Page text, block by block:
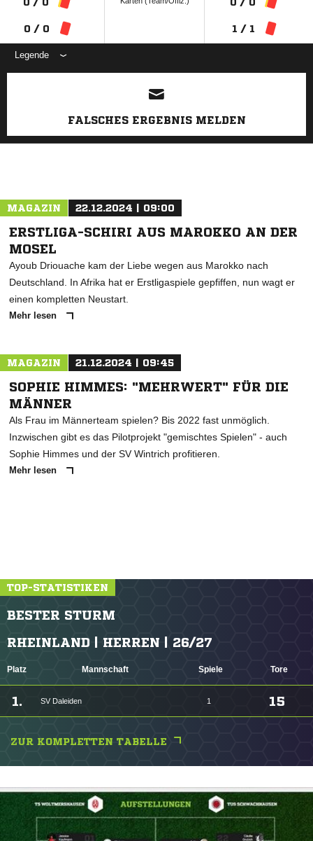
0 / 0 1 / 1
Legende
ANZEIGE
FALSCHES ERGEBNIS MELDEN
MAGAZIN 22.12.2024 | 09:00
ERSTLIGA-SCHIRI AUS MAROKKO AN DER
MOSEL
Ayoub Driouache kam der Liebe wegen aus Marokko nach
Deutschland. In Afrika hat er Erstligaspiele gepfiffen, nun wagt er
einen kompletten Neustart.
Mehr lesen
MAGAZIN 21.12.2024 | 09:45
SOPHIE HIMMES: "MEHRWERT" FÜR DIE
MÄNNER
Als Frau im Männerteam spielen? Bis 2022 fast unmöglich.
Inzwischen gibt es das Pilotprojekt "gemischtes Spielen" - auch
Sophie Himmes und der SV Wintrich profitieren.
Mehr lesen
TOP-STATISTIKEN
BESTER STURM
RHEINLAND | HERREN | 26/27
Platz Mannschaft Spiele Tore
1. SV Daleiden 1 15
ZUR KOMPLETTEN TABELLE